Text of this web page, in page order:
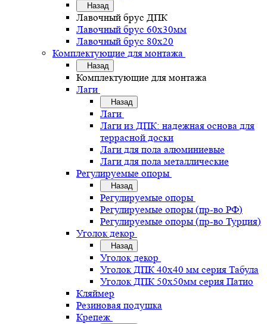
Назад
Лавочный брус ДПК
Лавочный брус 60х30мм
Лавочный брус 80х20
Комплектующие для монтажа
Назад
Комплектующие для монтажа
Лаги
Назад
Лаги
Лаги из ДПК: надежная основа для
террасной доски
Лаги для пола алюминиевые
Лаги для пола металлические
Регулируемые опоры
Назад
Регулируемые опоры
Регулируемые опоры (пр-во РФ)
Регулируемые опоры (пр-во Турция)
Уголок декор
Назад
Уголок декор
Уголок ДПК 40х40 мм серия Табула
Уголок ДПК 50х50мм серия Патио
Кляймер
Резиновая подушка
Крепеж